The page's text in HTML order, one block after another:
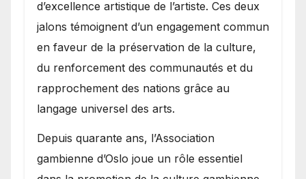
d’excellence artistique de l’artiste. Ces deux
jalons témoignent d’un engagement commun
en faveur de la préservation de la culture,
du renforcement des communautés et du
rapprochement des nations grâce au
langage universel des arts.
​Depuis quarante ans, l’Association
gambienne d’Oslo joue un rôle essentiel